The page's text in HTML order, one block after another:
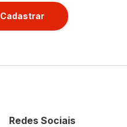
Cadastrar
Redes Sociais